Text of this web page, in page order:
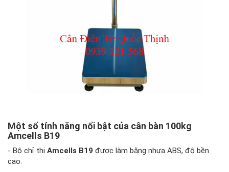
Một số tính năng nổi bật của cân bàn 100kg
Amcells B19
- Bộ chỉ thị Amcells B19 được làm bằng nhựa ABS, độ bền
cao.